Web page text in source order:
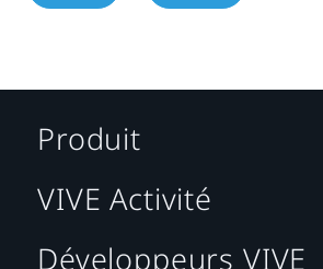
Produit
VIVE Activité
Développeurs VIVE